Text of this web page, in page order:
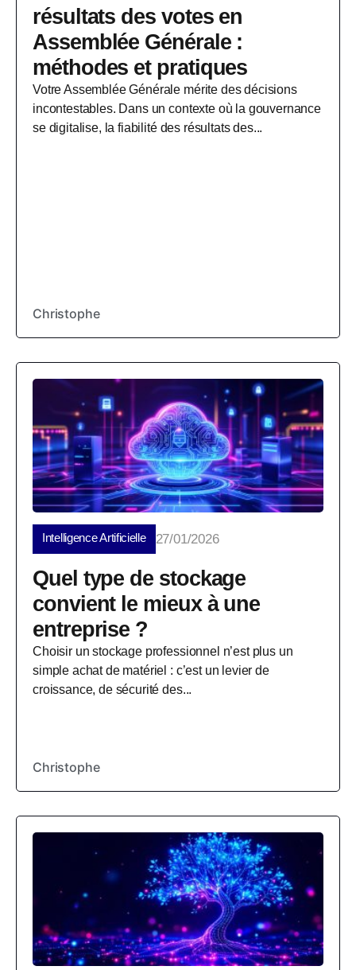
résultats des votes en
Assemblée Générale :
méthodes et pratiques
Votre Assemblée Générale mérite des décisions
incontestables. Dans un contexte où la gouvernance
se digitalise, la fiabilité des résultats des...
Christophe
Intelligence Artificielle 27/01/2026
Quel type de stockage
convient le mieux à une
entreprise ?
Choisir un stockage professionnel n’est plus un
simple achat de matériel : c’est un levier de
croissance, de sécurité des...
Christophe